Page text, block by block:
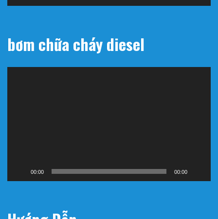
bơm chữa cháy diesel
00:00 00:00